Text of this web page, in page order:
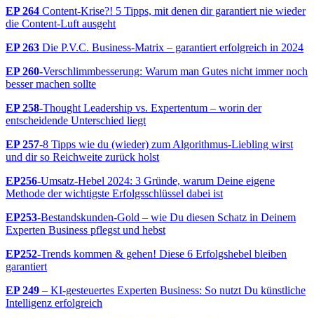
EP 264 Content-Krise?! 5 Tipps, mit denen dir garantiert nie wieder
die Content-Luft ausgeht
EP 263 Die P.V.C. Business-Matrix – garantiert erfolgreich in 2024
EP 260-Verschlimmbesserung: Warum man Gutes nicht immer noch
besser machen sollte
EP 258-Thought Leadership vs. Expertentum – worin der
entscheidende Unterschied liegt
EP 257-8 Tipps wie du (wieder) zum Algorithmus-Liebling wirst
und dir so Reichweite zurück holst
EP256-Umsatz-Hebel 2024: 3 Gründe, warum Deine eigene
Methode der wichtigste Erfolgsschlüssel dabei ist
EP253-Bestandskunden-Gold – wie Du diesen Schatz in Deinem
Experten Business pflegst und hebst
EP252-Trends kommen & gehen! Diese 6 Erfolgshebel bleiben
garantiert
EP 249 – KI-gesteuertes Experten Business: So nutzt Du künstliche
Intelligenz erfolgreich